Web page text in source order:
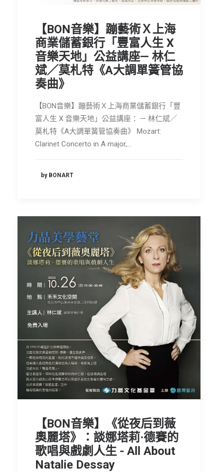
【BON音樂】蹦藝術Ｘ上海
商業儲蓄銀行「豐富人生 X
音樂天地」公益講座— 林仁
斌／莫札特《A大調單簧管協
奏曲》
【BON音樂】蹦藝術Ｘ上海商業儲蓄銀行「豐
富人生 X 音樂天地」公益講座： — 林仁斌／
莫札特《A大調單簧管協奏曲》 Mozart:
Clarinet Concerto in A major,…
by BONART
【BON音樂】《從夜后到薇
奧麗塔》：談娜塔莉·德賽的
歌唱與戲劇人生 - All About
Natalie Dessay